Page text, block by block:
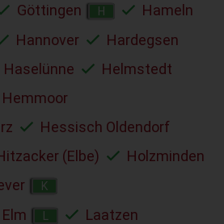
Göttingen H
Hameln
Hannover
Hardegsen
Haselünne
Helmstedt
Hemmoor
Hessisch Oldendorf
(Elbe)
Holzminden
K
Laatzen